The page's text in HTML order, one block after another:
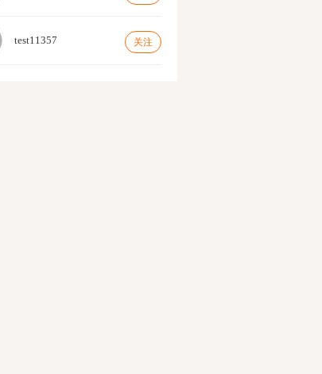
test11357 关注